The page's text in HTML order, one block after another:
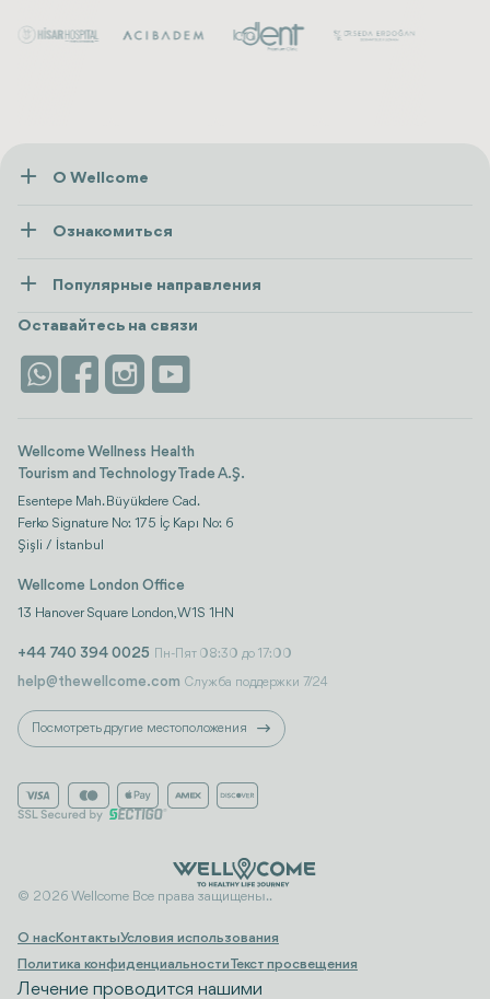
О Wellcome
Пресса
Безопасность
Контакты
Ознакомиться
Wellness
Размещение
Достопримечательности
Отзывы
Популярные направления
посмотреть все
Istanbul
Оставайтесь на связи
Wellcome Wellness Health
Tourism and Technology Trade A.Ş.
Esentepe Mah. Büyükdere Cad.
Ferko Signature No: 175 İç Kapı No: 6
Şişli / İstanbul
Wellcome London Office
13 Hanover Square London, W1S 1HN
+44 740 394 0025 Пн-Пят 08:30 до 17:00
help@thewellcome.com Служба поддержки 7/24
Посмотреть другие местоположения
© 2026 Wellcome Все права защищены..
О насКонтактыУсловия использования
Политика конфиденциальностиТекст просвещения
Лечение проводится нашими